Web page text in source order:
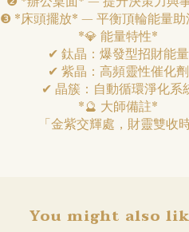
❸ *床頭擺放* — 平衡頂輪能量助
*💎 能量特性*
✔ 鈦晶：爆發型招財能量
✔ 紫晶：高頻靈性催化劑
✔ 晶簇：自動循環淨化系
*🔮 大師備註*
「金紫交輝處，財靈雙收時
You might also